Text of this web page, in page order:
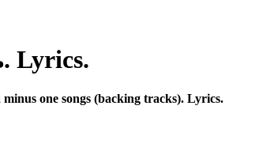
Lyrics.
one songs (backing tracks). Lyrics.